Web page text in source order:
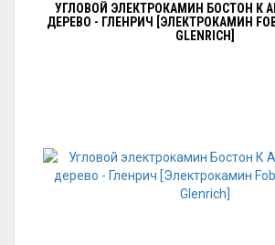
УГЛОВОЙ ЭЛЕКТРОКАМИН БОСТОН К
ДЕРЕВО - ГЛЕНРИЧ [ЭЛЕКТРОКАМИН
GLENRICH]